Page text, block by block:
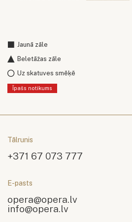
Jaunā zāle
Beletāžas zāle
Uz skatuves smēķē
Īpašs notikums
Tālrunis
+371 67 073 777
E-pasts
opera@opera.lv
info@opera.lv